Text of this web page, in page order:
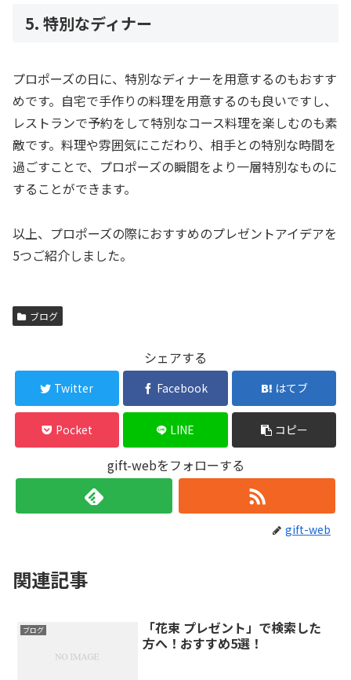
5. 特別なディナー
プロポーズの日に、特別なディナーを用意するのもおすす
めです。自宅で手作りの料理を用意するのも良いですし、
レストランで予約をして特別なコース料理を楽しむのも素
敵です。料理や雰囲気にこだわり、相手との特別な時間を
過ごすことで、プロポーズの瞬間をより一層特別なものに
することができます。
以上、プロポーズの際におすすめのプレゼントアイデアを
5つご紹介しました。
ブログ
シェアする
Twitter Facebook はてブ
Pocket LINE コピー
gift-webをフォローする
gift-web
関連記事
ブログ
「花束 プレゼント」で検索した
方へ！おすすめ5選！